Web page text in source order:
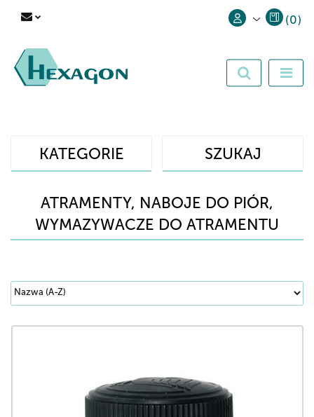
Zarejestruj się
(0)
KATEGORIE SZUKAJ
ATRAMENTY, NABOJE DO PIÓR,
WYMAZYWACZE DO ATRAMENTU